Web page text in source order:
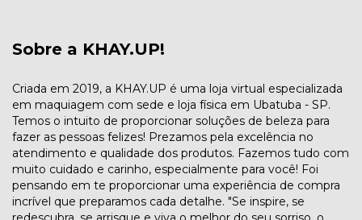
Sobre a KHAY.UP!
Criada em 2019, a KHAY.UP é uma loja virtual especializada
em maquiagem com sede e loja física em Ubatuba - SP.
Temos o intuito de proporcionar soluções de beleza para
fazer as pessoas felizes! Prezamos pela excelência no
atendimento e qualidade dos produtos. Fazemos tudo com
muito cuidado e carinho, especialmente para você! Foi
pensando em te proporcionar uma experiência de compra
incrível que preparamos cada detalhe. "Se inspire, se